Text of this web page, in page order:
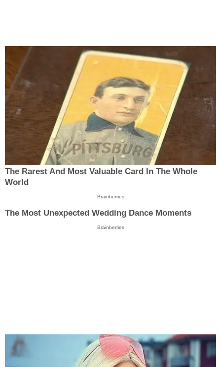
The Rarest And Most Valuable Card In The Whole
World
Brainberries
The Most Unexpected Wedding Dance Moments
Brainberries